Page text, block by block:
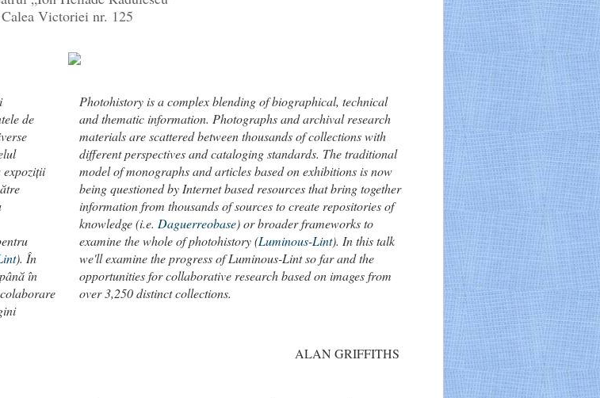
Calea Victoriei nr. 125
de
). În
în
Photohistory is a complex blending of biographical, technical
and thematic information. Photographs and archival research
materials are scattered between thousands of collections with
different perspectives and cataloging standards. The traditional
model of monographs and articles based on exhibitions is now
being questioned by Internet based resources that bring together
information from thousands of sources to create repositories of
knowledge (i.e. Daguerreobase) or broader frameworks to
examine the whole of photohistory (Luminous-Lint). In this talk
we'll examine the progress of Luminous-Lint so far and the
opportunities for collaborative research based on images from
over 3,250 distinct collections.
ALAN GRIFFITHS